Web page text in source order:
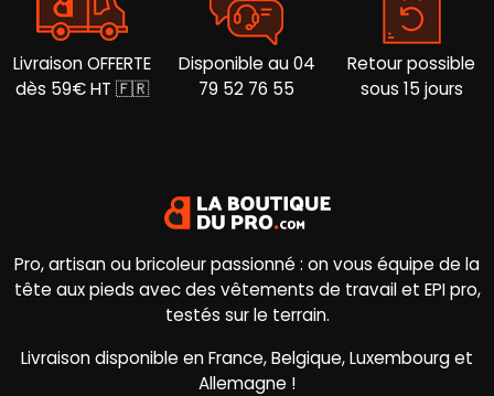
Livraison OFFERTE
dès 59€ HT 🇫🇷
Disponible au 04
79 52 76 55
Retour possible
sous 15 jours
Pro, artisan ou bricoleur passionné : on vous équipe de la
tête aux pieds avec des vêtements de travail et EPI pro,
testés sur le terrain.
Livraison disponible en France, Belgique, Luxembourg et
Allemagne !